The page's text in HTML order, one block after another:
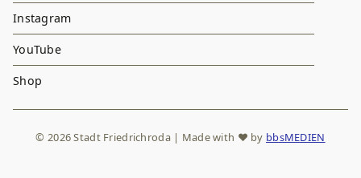
Instagram
YouTube
Shop
© 2026 Stadt Friedrichroda | Made with ♥ by bbsMEDIEN